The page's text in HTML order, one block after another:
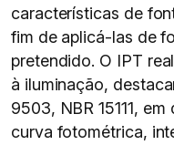
características de
fim de aplicá-las de
pretendido. O IPT
à iluminação,
9503, NBR 15111,
curva fotométrica,